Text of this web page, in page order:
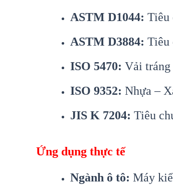
ASTM D1044: Tiêu
ASTM D3884: Tiêu
ISO 5470: Vải tráng
ISO 9352: Nhựa –
JIS K 7204: Tiêu
Ứng dụng thực tế
Ngành ô tô: Máy